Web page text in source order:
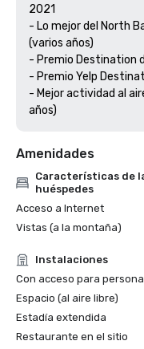
2021
- Lo mejor del North
(varios años)
- Premio Destination
- Premio Yelp
- Mejor actividad al
Amenidades
Características de
huéspedes
Acceso a Internet
Vistas (a la montaña)
Instalaciones
Con acceso para
Espacio (al aire libre)
Estadía extendida
Restaurante en el sitio